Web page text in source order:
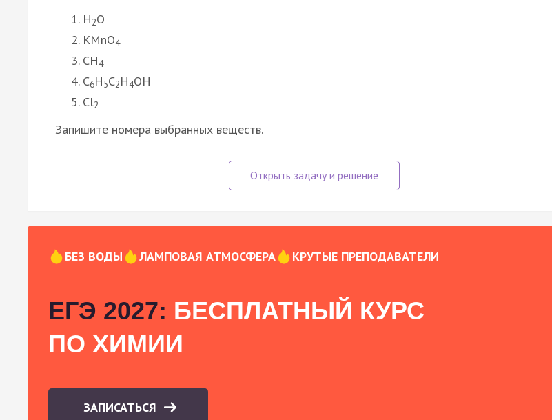
H2O
KMnO4
CH4
C6H5C2H4OH
Cl2
Запишите номера выбранных веществ.
БЕЗ ВОДЫ ЛАМПОВАЯ АТМОСФЕРА КРУТЫЕ ПРЕПОДАВАТЕЛИ
ЕГЭ 2027: БЕСПЛАТНЫЙ КУРС
ПО ХИМИИ
ЗАПИСАТЬСЯ